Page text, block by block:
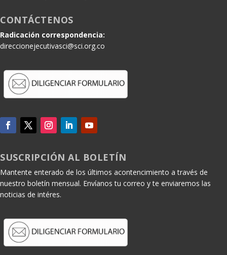
CONTÁCTENOS
Radicación correspondencia:
direccionejecutivasci@sci.org.co
SUSCRIPCIÓN AL BOLETÍN
Mantente enterado de los últimos acontencimiento a través de
nuestro boletín mensual. Envíanos tu correo y te enviaremos las
noticias de intéres.